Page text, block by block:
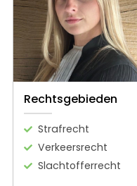
Rechtsgebieden
Strafrecht
Verkeersrecht
Slachtofferrecht